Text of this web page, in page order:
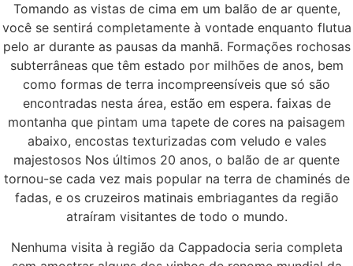
Tomando as vistas de cima em um balão de ar quente,
você se sentirá completamente à vontade enquanto flutua
pelo ar durante as pausas da manhã. Formações rochosas
subterrâneas que têm estado por milhões de anos, bem
como formas de terra incompreensíveis que só são
encontradas nesta área, estão em espera. faixas de
montanha que pintam uma tapete de cores na paisagem
abaixo, encostas texturizadas com veludo e vales
majestosos Nos últimos 20 anos, o balão de ar quente
tornou-se cada vez mais popular na terra de chaminés de
fadas, e os cruzeiros matinais embriagantes da região
atraíram visitantes de todo o mundo.
Nenhuma visita à região da Cappadocia seria completa